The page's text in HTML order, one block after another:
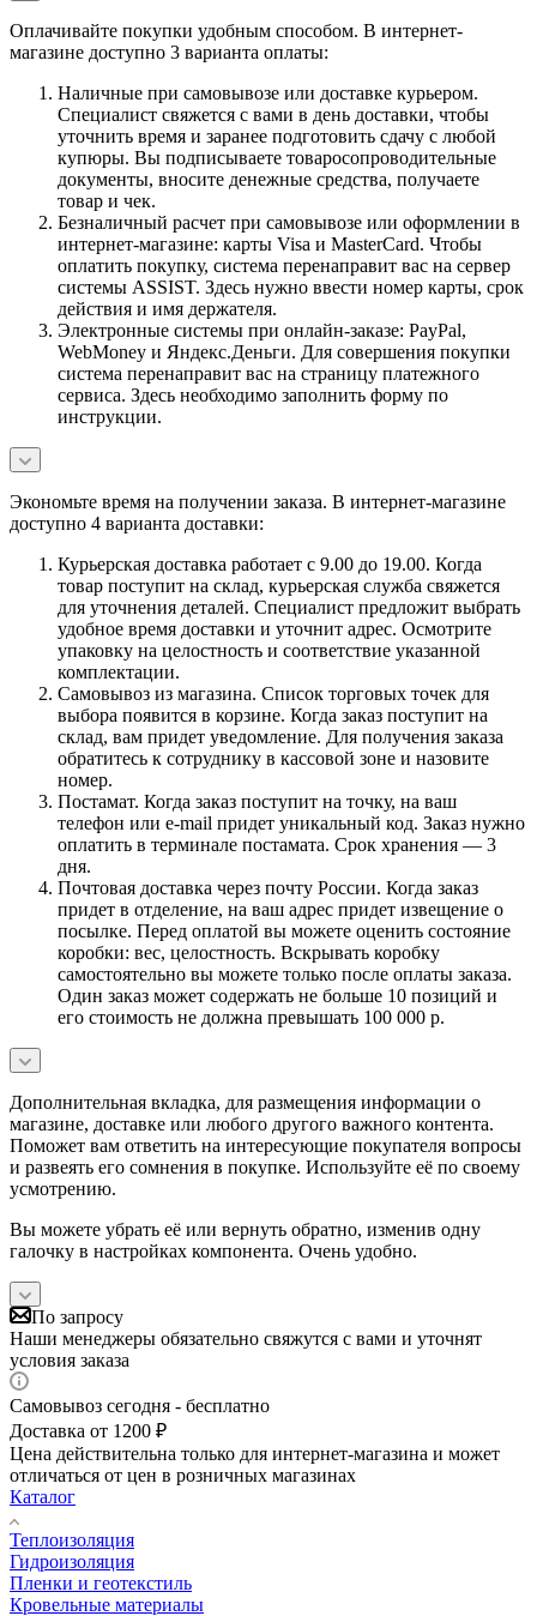
Оплачивайте покупки удобным способом. В интернет-
магазине доступно 3 варианта оплаты:
Наличные при самовывозе или доставке курьером.
Специалист свяжется с вами в день доставки, чтобы
уточнить время и заранее подготовить сдачу с любой
купюры. Вы подписываете товаросопроводительные
документы, вносите денежные средства, получаете
товар и чек.
Безналичный расчет при самовывозе или оформлении в
интернет-магазине: карты Visa и MasterCard. Чтобы
оплатить покупку, система перенаправит вас на сервер
системы ASSIST. Здесь нужно ввести номер карты, срок
действия и имя держателя.
Электронные системы при онлайн-заказе: PayPal,
WebMoney и Яндекс.Деньги. Для совершения покупки
система перенаправит вас на страницу платежного
сервиса. Здесь необходимо заполнить форму по
инструкции.
Экономьте время на получении заказа. В интернет-магазине
доступно 4 варианта доставки:
Курьерская доставка работает с 9.00 до 19.00. Когда
товар поступит на склад, курьерская служба свяжется
для уточнения деталей. Специалист предложит выбрать
удобное время доставки и уточнит адрес. Осмотрите
упаковку на целостность и соответствие указанной
комплектации.
Самовывоз из магазина. Список торговых точек для
выбора появится в корзине. Когда заказ поступит на
склад, вам придет уведомление. Для получения заказа
обратитесь к сотруднику в кассовой зоне и назовите
номер.
Постамат. Когда заказ поступит на точку, на ваш
телефон или e-mail придет уникальный код. Заказ нужно
оплатить в терминале постамата. Срок хранения — 3
дня.
Почтовая доставка через почту России. Когда заказ
придет в отделение, на ваш адрес придет извещение о
посылке. Перед оплатой вы можете оценить состояние
коробки: вес, целостность. Вскрывать коробку
самостоятельно вы можете только после оплаты заказа.
Один заказ может содержать не больше 10 позиций и
его стоимость не должна превышать 100 000 р.
Дополнительная вкладка, для размещения информации о
магазине, доставке или любого другого важного контента.
Поможет вам ответить на интересующие покупателя вопросы
и развеять его сомнения в покупке. Используйте её по своему
усмотрению.
Вы можете убрать её или вернуть обратно, изменив одну
галочку в настройках компонента. Очень удобно.
По запросу
Наши менеджеры обязательно свяжутся с вами и уточнят
условия заказа
Самовывоз сегодня - бесплатно
Доставка от 1200 ₽
Цена действительна только для интернет-магазина и может
отличаться от цен в розничных магазинах
Каталог
Теплоизоляция
Гидроизоляция
Пленки и геотекстиль
Кровельные материалы